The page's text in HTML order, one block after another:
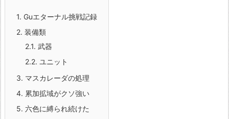
1. Guエターナル挑戦記録
2. 装備類
2.1. 武器
2.2. ユニット
3. マスカレーダの処理
4. 累加拡域がクソ強い
5. 六色に縛られ続けた